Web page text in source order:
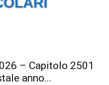
– Capitolo 2501
anno...